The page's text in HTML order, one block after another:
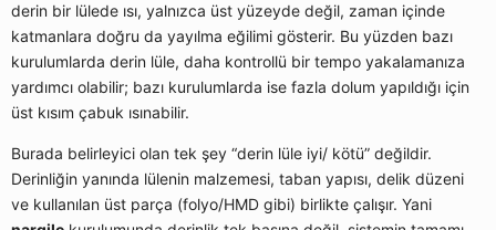
derin bir lülede ısı, yalnızca üst yüzeyde değil, zaman içinde
katmanlara doğru da yayılma eğilimi gösterir. Bu yüzden bazı
kurulumlarda derin lüle, daha kontrollü bir tempo yakalamanıza
yardımcı olabilir; bazı kurulumlarda ise fazla dolum yapıldığı için
üst kısım çabuk ısınabilir.
Burada belirleyici olan tek şey “derin lüle iyi/ kötü” değildir.
Derinliğin yanında lülenin malzemesi, taban yapısı, delik düzeni
ve kullanılan üst parça (folyo/HMD gibi) birlikte çalışır. Yani